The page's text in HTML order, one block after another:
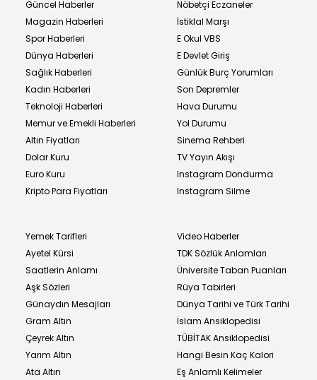
Güncel Haberler
Magazin Haberleri
Spor Haberleri
Dünya Haberleri
Sağlık Haberleri
Kadın Haberleri
Teknoloji Haberleri
Memur ve Emekli Haberleri
Altın Fiyatları
Dolar Kuru
Euro Kuru
Kripto Para Fiyatları
Nöbetçi Eczaneler
İstiklal Marşı
E Okul VBS
E Devlet Giriş
Günlük Burç Yorumları
Son Depremler
Hava Durumu
Yol Durumu
Sinema Rehberi
TV Yayın Akışı
Instagram Dondurma
Instagram Silme
Yemek Tarifleri
Ayetel Kürsi
Saatlerin Anlamı
Aşk Sözleri
Günaydın Mesajları
Gram Altın
Çeyrek Altın
Yarım Altın
Ata Altın
Video Haberler
TDK Sözlük Anlamları
Üniversite Taban Puanları
Rüya Tabirleri
Dünya Tarihi ve Türk Tarihi
İslam Ansiklopedisi
TÜBİTAK Ansiklopedisi
Hangi Besin Kaç Kalori
Eş Anlamlı Kelimeler